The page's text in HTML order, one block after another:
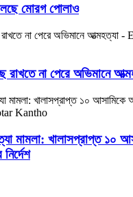
মোরগ পোলাও
রাখতে না পেরে অভিমানে
মামলা: খালাসপ্রাপ্ত ১০